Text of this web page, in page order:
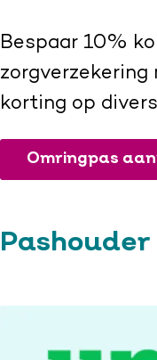
Bespaar 10%
korting op
Omringpas